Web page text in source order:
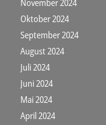
November 2024
Oktober 2024
September 2024
August 2024
Juli 2024
Juni 2024
Mai 2024
April 2024